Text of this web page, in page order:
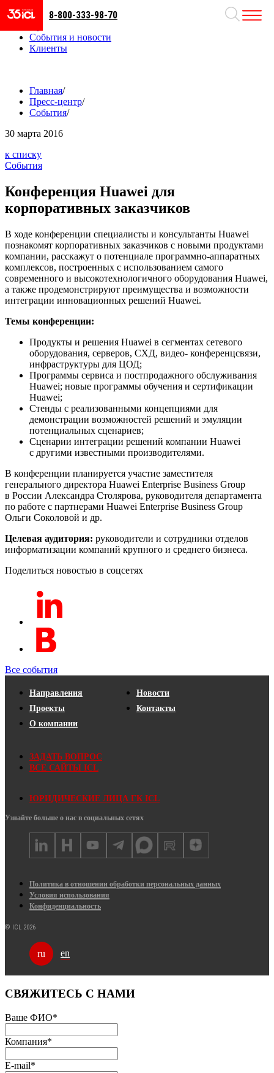
Направления
События и новости
Клиенты
8-800-333-98-70
Главная/
Пресс-центр/
События/
30 марта 2016
к списку
События
Конференция Huawei для
корпоративных заказчиков
В ходе конференции специалисты и консультанты Huawei
познакомят корпоративных заказчиков с новыми продуктами
компании, расскажут о потенциале программно-аппаратных
комплексов, построенных с использованием самого
современного и высокотехнологичного оборудования Huawei,
а также продемонстрируют преимущества и возможности
интеграции инновационных решений Huawei.
Темы конференции:
Продукты и решения Huawei в сегментах сетевого
оборудования, серверов, СХД, видео- конференцсвязи,
инфраструктуры для ЦОД;
Программы сервиса и постпродажного обслуживания
Huawei; новые программы обучения и сертификации
Huawei;
Стенды с реализованными концепциями для
демонстрации возможностей решений и эмуляции
потенциальных сценариев;
Сценарии интеграции решений компании Huawei
с другими известными производителями.
В конференции планируется участие заместителя
генерального директора Huawei Enterprise Business Group
в России Александра Столярова, руководителя департамента
по работе с партнерами Huawei Enterprise Business Group
Ольги Соколовой и др.
Целевая аудитория: руководители и сотрудники отделов
информатизации компаний крупного и среднего бизнеса.
Поделиться новостью в соцсетях
Все события
Направления
Проекты
О компании
Новости
Контакты
ЗАДАТЬ ВОПРОС
ВСЕ САЙТЫ ICL
ЮРИДИЧЕСКИЕ ЛИЦА ГК ICL
Узнайте больше о нас в социальных сетях
Политика в отношении обработки персональных данных
Условия использования
Конфиденциальность
© ICL 2026
ru en
СВЯЖИТЕСЬ С НАМИ
Ваше ФИО*
Компания*
E-mail*